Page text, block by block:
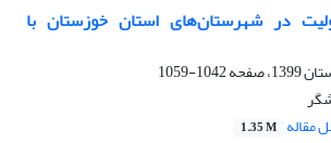
در شهرستان‌های استان خوزستان با
1042-1059
مقاله 1.35 M